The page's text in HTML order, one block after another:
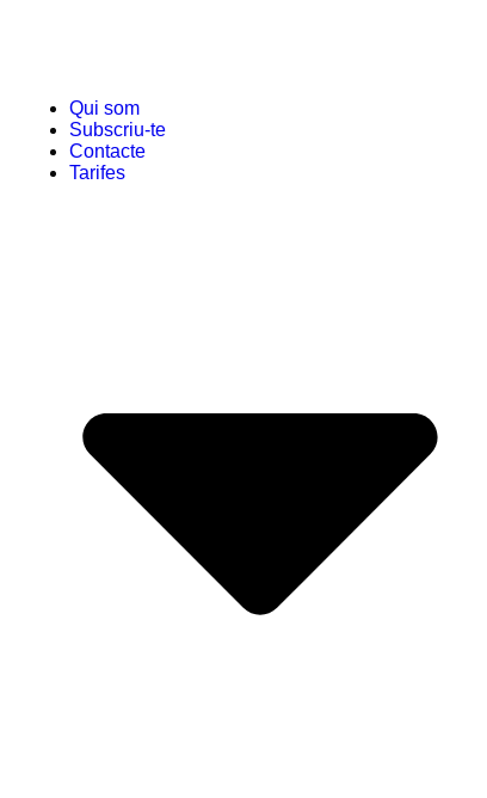
Qui som
Subscriu-te
Contacte
Tarifes